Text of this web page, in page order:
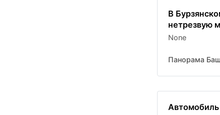
В
нетрезвую
None
Панорама
Автомобиль